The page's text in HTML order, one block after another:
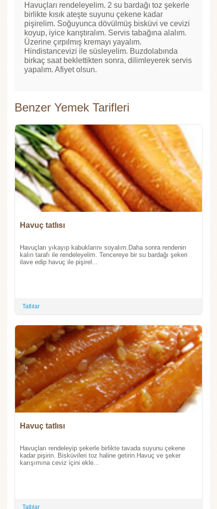
Havuçları rendeleyelim. 2 su bardağı toz şekerle
birlikte kısık ateşte suyunu çekene kadar
pişirelim. Soğuyunca dövülmüş bisküvi ve cevizi
koyup, iyice karıştıralım. Servis tabağına alalım.
Üzerine çırpılmış kremayı yayalım.
Hindistancevizi ile süsleyelim. Buzdolabında
birkaç saat beklettikten sonra, dilimleyerek servis
yapalım. Afiyet olsun.
Benzer Yemek Tarifleri
Havuç tatlısı
Havuçları yıkayıp kabuklarını soyalım.Daha sonra rendenin
kalın tarafı ile rendeleyelim. Tencereye bir su bardağı şekeri
ilave edip havuç ile pişirel...
Tatlılar
Havuç tatlısı
Havuçları rendeleyip şekerle birlikte tavada suyunu çekene
kadar pişirin. Bisküvileri toz haline getirin.Havuç ve şeker
karışımına ceviz içini ekle...
Tatlılar